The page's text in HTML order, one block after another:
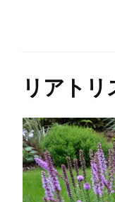
リアトリ